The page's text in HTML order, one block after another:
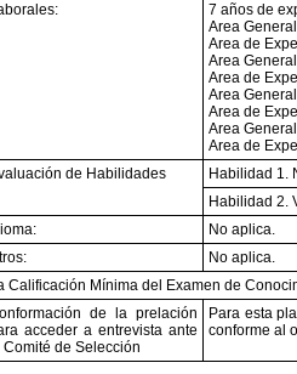
7 años de
Area
Area de
Area
Area de
Area
Area de
Area
Area de
de Habilidades
Habilidad 1.
Habilidad 2.
No aplica.
No aplica.
Calificación Mínima del Examen de
de la prelación
acceder a entrevista ante
Comité de Selección
Para esta
conforme al